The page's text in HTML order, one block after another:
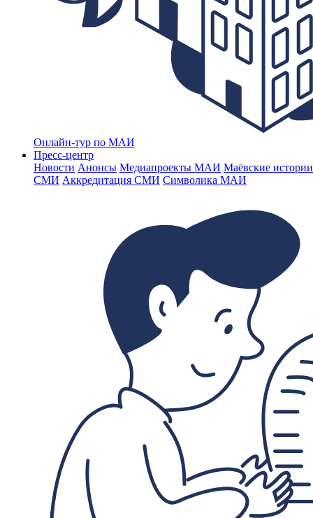
Онлайн-тур по МАИ
Пресс-центр
Новости Анонсы Медиапроекты МАИ Маёвские
СМИ Аккредитация СМИ Символика МАИ